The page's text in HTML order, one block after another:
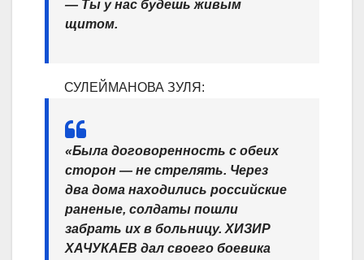
— Ты у нас будешь живым
щитом.
СУЛЕЙМАНОВА ЗУЛЯ:
«Была договоренность с обеих
сторон — не стрелять. Через
два дома находились российские
раненые, солдаты пошли
забрать их в больницу. ХИЗИР
ХАЧУКАЕВ дал своего боевика